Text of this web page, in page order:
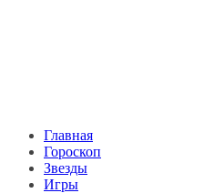
Главная
Гороскоп
Звезды
Игры